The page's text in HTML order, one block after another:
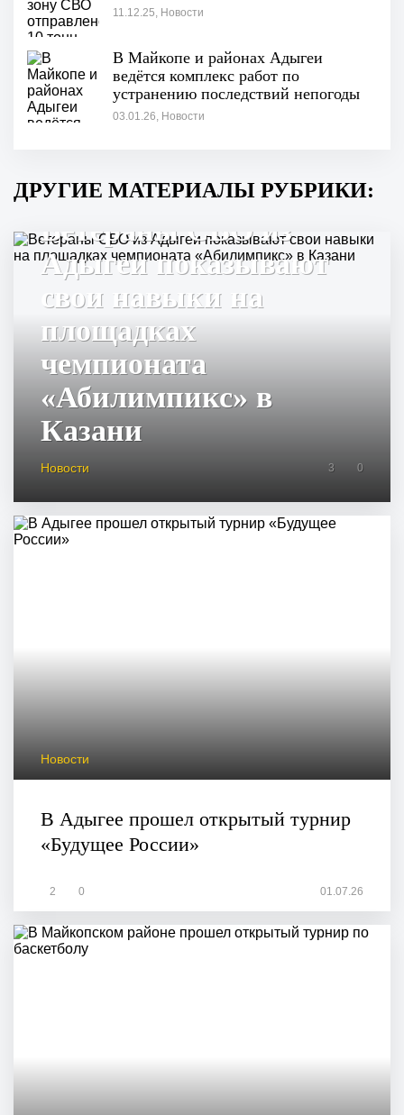
11.12.25, Новости
В Майкопе и районах Адыгеи
ведётся комплекс работ по
устранению последствий непогоды
03.01.26, Новости
ДРУГИЕ МАТЕРИАЛЫ РУБРИКИ:
Ветераны СВО из
Адыгеи показывают
свои навыки на
площадках
чемпионата
«Абилимпикс» в
Казани
Новости 3 0
Новости
В Адыгее прошел открытый турнир
«Будущее России»
2 0 01.07.26